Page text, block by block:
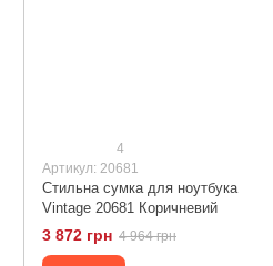
4
Артикул: 20681
Стильна сумка для ноутбука
Vintage 20681 Коричневий
3 872 грн 4 964 грн